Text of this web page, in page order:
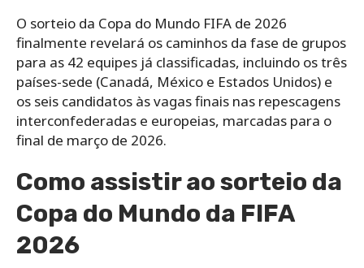
O sorteio da Copa do Mundo FIFA de 2026
finalmente revelará os caminhos da fase de grupos
para as 42 equipes já classificadas, incluindo os três
países-sede (Canadá, México e Estados Unidos) e
os seis candidatos às vagas finais nas repescagens
interconfederadas e europeias, marcadas para o
final de março de 2026.
Como assistir ao sorteio da
Copa do Mundo da FIFA
2026